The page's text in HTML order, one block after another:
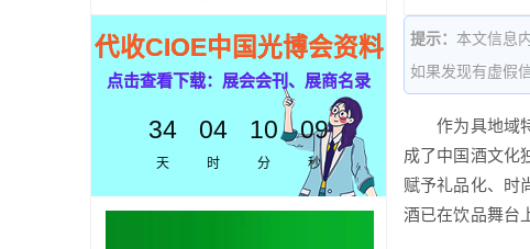
提示： 本文信息
如果发现有虚假
作为具地域特
成了中国酒文化
赋予礼品化、时
酒已在饮品舞台
代收CIOE中国光博会资料
点击查看下载：展会会刊、展商名录
34
天
04
时
10
分
08
秒